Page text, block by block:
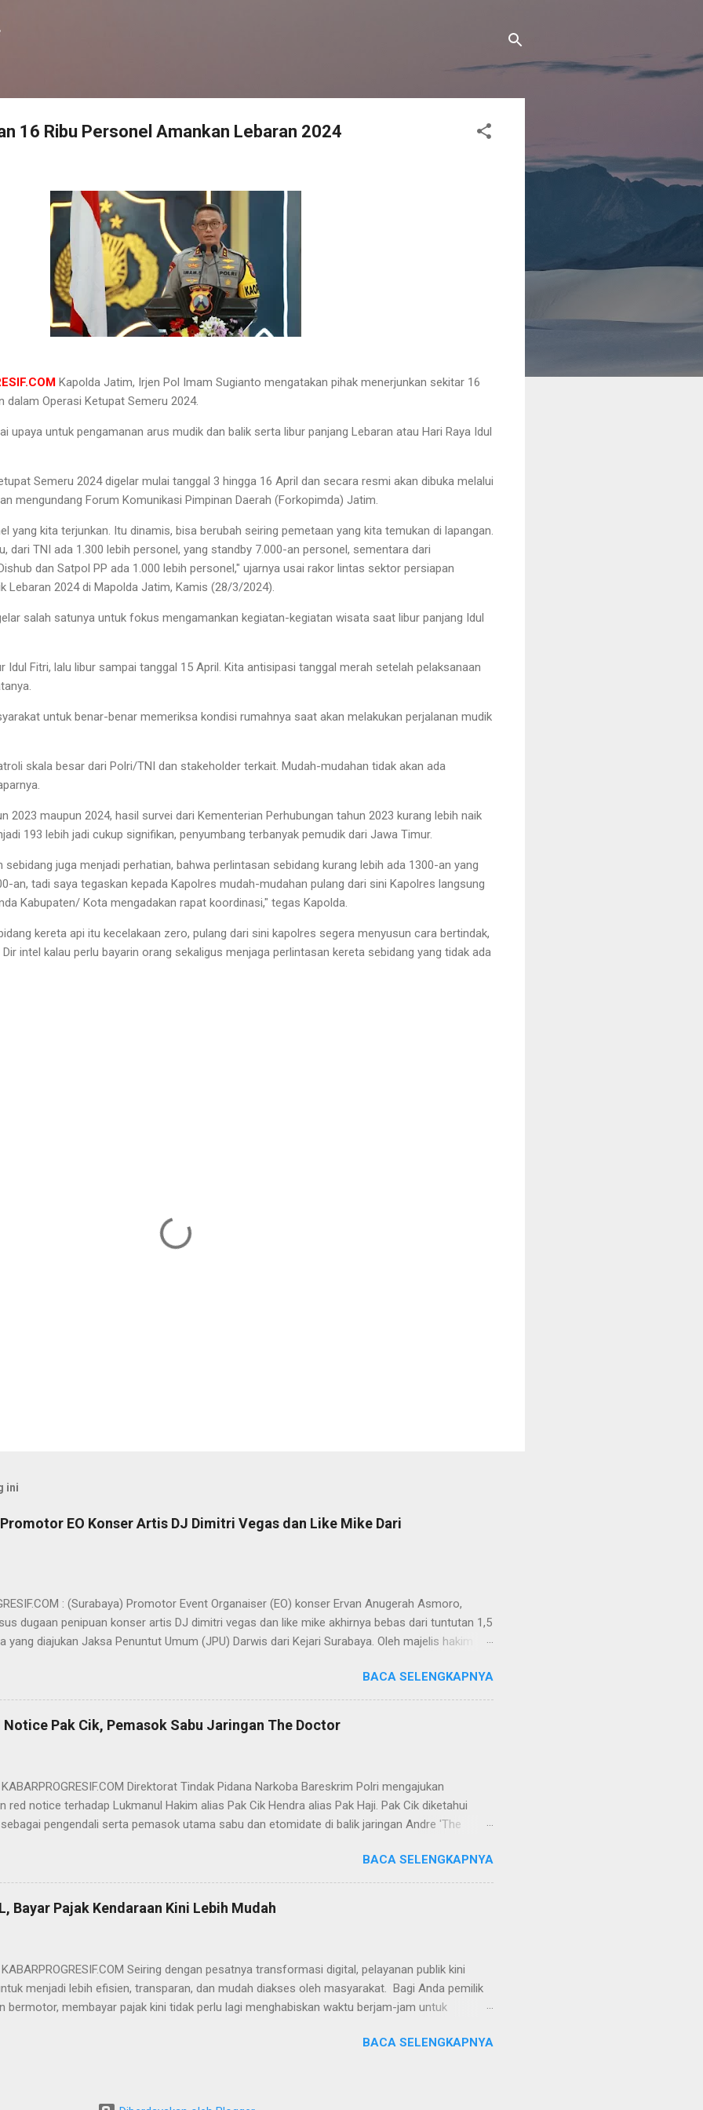
16 Ribu Personel Amankan Lebaran 2024
Kapolda Jatim, Irjen Pol Imam Sugianto mengatakan pihak menerjunkan sekitar 16
dalam Operasi Ketupat Semeru 2024.
upaya untuk pengamanan arus mudik dan balik serta libur panjang Lebaran atau Hari Raya Idul
Semeru 2024 digelar mulai tanggal 3 hingga 16 April dan secara resmi akan dibuka melalui
mengundang Forum Komunikasi Pimpinan Daerah (Forkopimda) Jatim.
yang kita terjunkan. Itu dinamis, bisa berubah seiring pemetaan yang kita temukan di lapangan.
dari TNI ada 1.300 lebih personel, yang standby 7.000-an personel, sementara dari
dan Satpol PP ada 1.000 lebih personel," ujarnya usai rakor lintas sektor persiapan
Lebaran 2024 di Mapolda Jatim, Kamis (28/3/2024).
salah satunya untuk fokus mengamankan kegiatan-kegiatan wisata saat libur panjang Idul
Idul Fitri, lalu libur sampai tanggal 15 April. Kita antisipasi tanggal merah setelah pelaksanaan
untuk benar-benar memeriksa kondisi rumahnya saat akan melakukan perjalanan mudik
skala besar dari Polri/TNI dan stakeholder terkait. Mudah-mudahan tidak akan ada
2023 maupun 2024, hasil survei dari Kementerian Perhubungan tahun 2023 kurang lebih naik
193 lebih jadi cukup signifikan, penyumbang terbanyak pemudik dari Jawa Timur.
juga menjadi perhatian, bahwa perlintasan sebidang kurang lebih ada 1300-an yang
an, tadi saya tegaskan kepada Kapolres mudah-mudahan pulang dari sini Kapolres langsung
Kabupaten/ Kota mengadakan rapat koordinasi," tegas Kapolda.
kereta api itu kecelakaan zero, pulang dari sini kapolres segera menyusun cara bertindak,
intel kalau perlu bayarin orang sekaligus menjaga perlintasan kereta sebidang yang tidak ada
ini
EO Konser Artis DJ Dimitri Vegas dan Like Mike Dari
: (Surabaya) Promotor Event Organaiser (EO) konser Ervan Anugerah Asmoro,
dugaan penipuan konser artis DJ dimitri vegas dan like mike akhirnya bebas dari tuntutan 1,5
yang diajukan Jaksa Penuntut Umum (JPU) Darwis dari Kejari Surabaya. Oleh majelis hakim
pertimbangannya, hakim Sigit menerangkan, majelis hakim berpendapat bahwa perbuatan
tersebut tidak terdapat unsur penipuan sehingga dianggap bukan merupakan tindak pidana.
hakim, kasus yang menjerat Ervan merupakan hubungan hukum keperdataan. Atas dasar
Ervan diputus bebas dari tuntutan hukum (onslag van alle recht vervolging). Menanggapi hal
BACA SELENGKAPNYA
Pak Cik, Pemasok Sabu Jaringan The Doctor
Direktorat Tindak Pidana Narkoba Bareskrim Polri mengajukan
red notice terhadap Lukmanul Hakim alias Pak Cik Hendra alias Pak Haji. Pak Cik diketahui
pengendali serta pemasok utama sabu dan etomidate di balik jaringan Andre 'The
Hakim alias Hendra alias Pak Haji," kata Direktur Tindak Pidana Narkoba (Dirtipidnarkoba)
Polri Brigjen Eko Hadi Santoso. dalam keterangannya, Rabu (20/5). Eko menerangkan Pak Cik
warga negara Indonesia (WNI) asal Aceh yang saat ini terdeteksi berada di Malaysia. Namun,
status kewarganegaraan sudah berpindah menjadi warga negara Saint Kitts and Nevis.
BACA SELENGKAPNYA
Bayar Pajak Kendaraan Kini Lebih Mudah
Seiring dengan pesatnya transformasi digital, pelayanan publik kini
menjadi lebih efisien, transparan, dan mudah diakses oleh masyarakat. Bagi Anda pemilik
bermotor, membayar pajak kini tidak perlu lagi menghabiskan waktu berjam-jam untuk
Bermotor (PKB) dan pengesahan STNK tahunan dapat diselesaikan langsung dari
Pembayaran Sumbangan Wajib Dana Kecelakaan Lalu Lintas Jalan (SWDKLLJ). Secara
BACA SELENGKAPNYA